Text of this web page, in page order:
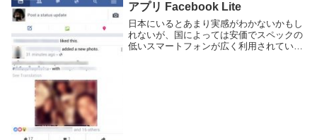
アプリ Facebook Lite
日本にいるとあまり実感がわかないかもし
れないが、国によっては安価でスペックの
低いスマートフォンが広く利用されていた